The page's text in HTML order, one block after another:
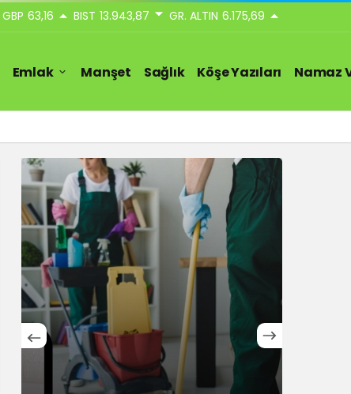
GBP 63,16 BIST 13.943,87 GR. ALTIN 6.175,69
Emlak Manşet Sağlık Köşe Yazıları Namaz